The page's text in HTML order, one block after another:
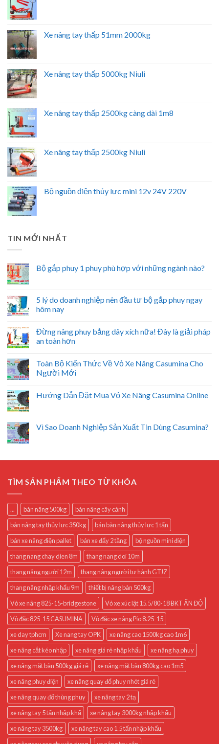
Xe nâng tay thấp 51mm 2000kg
Xe nâng tay thấp 5000kg Niuli
Xe nâng tay thấp 2500kg càng dài 1m8
Xe nâng tay thấp 2500kg Niuli
Bộ nguồn điện thủy lực mini 12v 24V 220V
TIN MỚI NHẤT
Bộ gắp phuy 1 phuy phù hợp với những ngành nào?
5 lý do doanh nghiệp nên đầu tư bộ gắp phuy ngay
hôm nay
Đừng nâng phuy bằng dây xích nữa! Đây là giải pháp
an toàn hơn
Toàn Bộ Kiến Thức Về Vỏ Xe Nâng Casumina Cho
Người Mới
Hướng Dẫn Đặt Mua Vỏ Xe Nâng Casumina Online
Vì Sao Doanh Nghiệp Sản Xuất Tin Dùng Casumina?
TÌM SẢN PHẨM THEO TỪ KHÓA
... bàn nâng 500kg
bàn nâng cây cảnh
bàn nâng tay thủy lực 350kg
bán bàn nâng thủy lực 1 tấn
bán xe nâng điện pallet
bán xe đẩy 2 tầng
bộ nguồn mini điện
thang nang chay dien 8m
thang nang doi 10m
thang nâng người 12m
thang nâng người tự hành GTJZ
thang nâng nhập khẩu 9m
thiết bị nâng bàn 500kg
Vỏ xe nâng 825-15-bridgestone
Vỏ xe xúc lật 15.5/80-18 BKT ẤN ĐỘ
Vỏ đặc 825-15 CASUMINA
Vỏ đặc xe nâng Pio 8.25-15
xe day tphcm
Xe nang tay OPK
xe nâng cao 1500kg cao 1m6
xe nâng cắt kéo nhập
xe nâng giá rẻ nhập khẩu
xe nâng hạ phuy
xe nâng mặt bàn 500kg giá rẻ
xe nâng mặt bàn 800kg cao 1m5
xe nâng phuy điện
xe nâng quay đổ phuy nhót giá rẻ
xe nâng quay đổ thùng phuy
xe nâng tay 2 tạ
xe nâng tay 5 tấn nhập khẩ
xe nâng tay 3000kg nhập khẩu
xe nâng tay 3500kg
xe nâng tay cao 1.5 tấn nhập khẩu